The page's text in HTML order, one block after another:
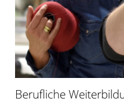
Berufliche